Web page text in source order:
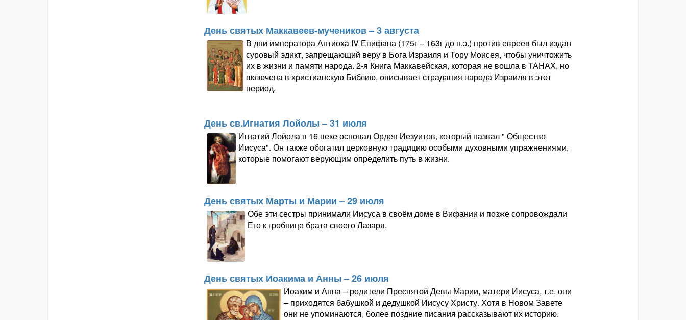
День святых Маккавеев-мучеников – 3 августа
В дни императора Антиоха IV Епифана (175г – 163г до н.э.) против евреев был издан
суровый эдикт, запрещающий веру в Бога Израиля и Тору Моисея, чтобы уничтожить
их в жизни и памяти народа. 2-я Книга Маккавейская, которая не вошла в ТАНАХ, но
включена в христианскую Библию, описывает страдания народа Израиля в этот
период.
День св.Игнатия Лойолы – 31 июля
Игнатий Лойола в 16 веке основал Орден Иезуитов, который назвал " Общество
Иисуса". Он также обогатил церковную традицию особыми духовными упражнениями,
которые помогают верующим определить путь в жизни.
День святых Марты и Марии – 29 июля
Обе эти сестры принимали Иисуса в своём доме в Вифании и позже сопровождали
Его к гробнице брата своего Лазаря.
День святых Иоакима и Анны – 26 июля
Иоаким и Анна – родители Пресвятой Девы Марии, матери Иисуса, т.е. они
– приходятся бабушкой и дедушкой Иисусу Христу. Хотя в Новом Завете
они не упоминаются, более поздние писания рассказывают их историю.